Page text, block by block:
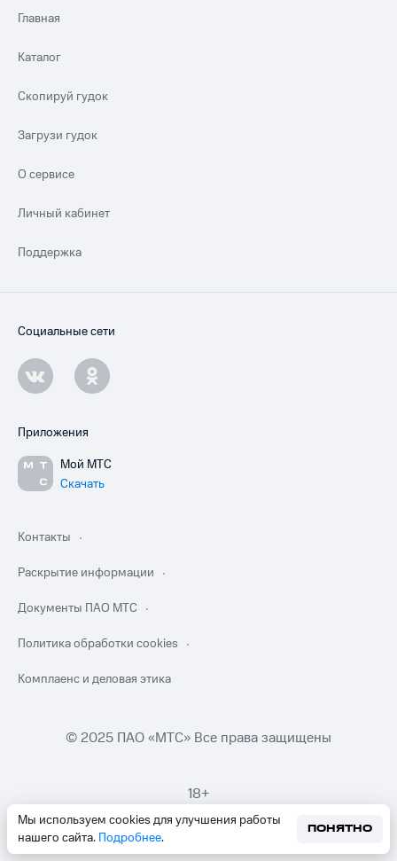
Мы используем cookies для улучшения работы
нашего сайта. Подробнее.
ПОНЯТНО
Главная
Каталог
Скопируй гудок
Загрузи гудок
О сервисе
Личный кабинет
Поддержка
Социальные сети
Приложения
Мой МТС
Скачать
Контакты
Раскрытие информации
Документы ПАО МТС
Политика обработки cookies
Комплаенс и деловая этика
© 2025 ПАО «МТС» Все права защищены
18+